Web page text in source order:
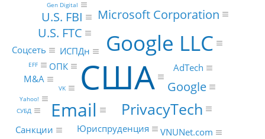
США
Google LLC
Email PrivacyTech
Microsoft Corporation
U.S. FTC
U.S. FBI
Google
ИСПДн
Соцсеть
AdTech
ОПК
M&A
Санкции Юриспруденция VNUNet.com
Gen Digital
VK
Yahoo!
EFF
СУБД